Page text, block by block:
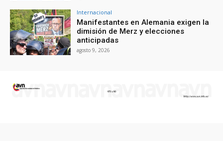
Internacional
Manifestantes en Alemania exigen la
dimisión de Merz y elecciones
anticipadas
agosto 9, 2026